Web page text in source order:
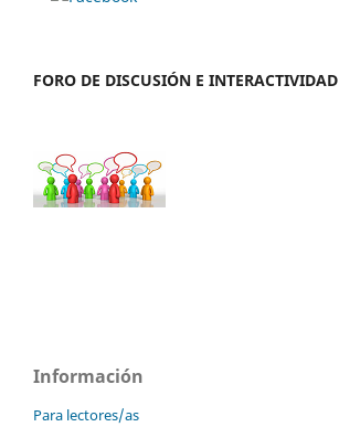
FORO DE DISCUSIÓN E INTERACTIVIDAD
Información
Para lectores/as